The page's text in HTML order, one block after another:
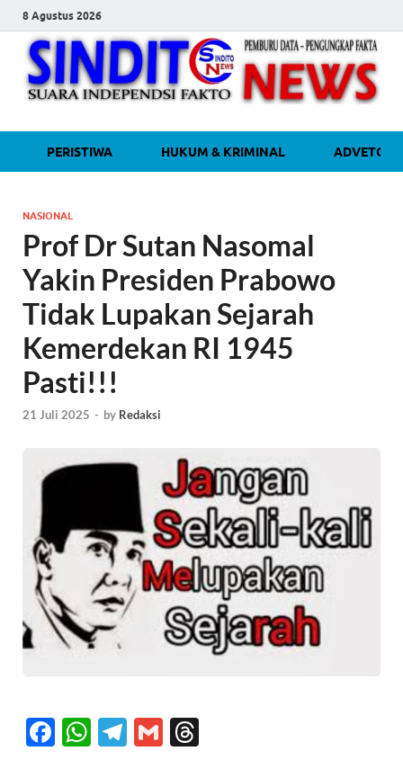
8 Agustus 2026
Media Independen Faktual dan
Terpercaya
PERISTIWA HUKUM & KRIMINAL
NASIONAL
Prof Dr Sutan Nasomal
Yakin Presiden Prabowo
Tidak Lupakan Sejarah
Kemerdekan RI 1945
Pasti!!!
21 Juli 2025 - by Redaksi
F
W T
G